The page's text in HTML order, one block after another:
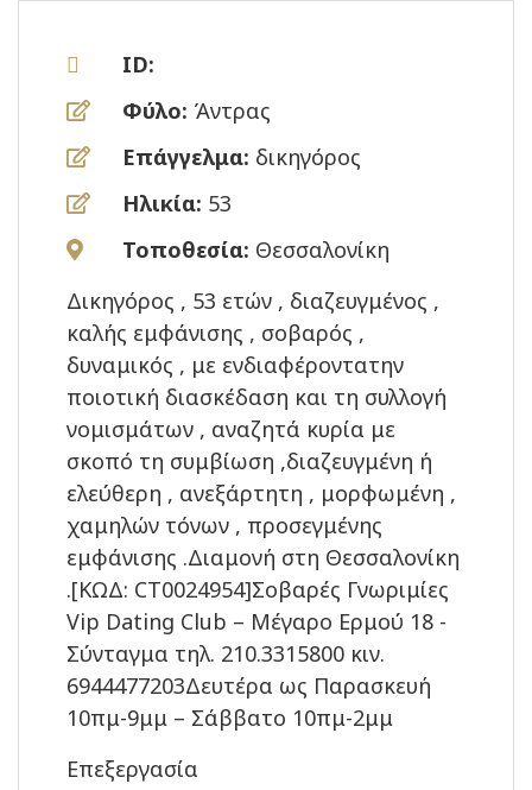
ID:
Φύλο: Άντρας
Επάγγελμα: δικηγόρος
Ηλικία: 53
Τοποθεσία: Θεσσαλονίκη
Δικηγόρος , 53 ετών , διαζευγμένος ,
καλής εμφάνισης , σοβαρός ,
δυναμικός , με ενδιαφέροντατην
ποιοτική διασκέδαση και τη συλλογή
νομισμάτων , αναζητά κυρία με
σκοπό τη συμβίωση ,διαζευγμένη ή
ελεύθερη , ανεξάρτητη , μορφωμένη ,
χαμηλών τόνων , προσεγμένης
εμφάνισης .Διαμονή στη Θεσσαλονίκη
.[ΚΩΔ: CT0024954]Σοβαρές Γνωριμίες
Vip Dating Club – Μέγαρο Ερμού 18 -
Σύνταγμα τηλ. 210.3315800 κιν.
6944477203Δευτέρα ως Παρασκευή
10πμ-9μμ – Σάββατο 10πμ-2μμ
Επεξεργασία